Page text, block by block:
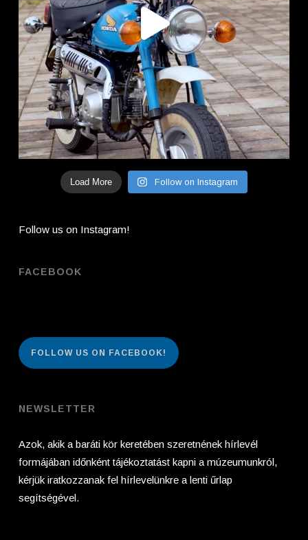
Load More Follow on Instagram
Follow us on Instagram!
FACEBOOK
FOLLOW US ON FACEBOOK!
NEWSLETTER
Azok, akik a baráti kör keretében szeretnének hírlevél
formájában időnként tájékoztatást kapni a múzeumunkról,
kérjük iratkozzanak fel hírlevelünkre a lenti űrlap
segítségével.